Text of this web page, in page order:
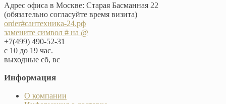
Адрес офиса в Москве: Старая Басманная 22
(обязательно согласуйте время визита)
order#сантехника-24.рф
замените символ # на @
+7(499) 490-52-31
с 10 до 19 час.
выходные сб, вс
Информация
О компании